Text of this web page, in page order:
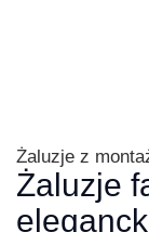
Żaluzje z
Żaluzje